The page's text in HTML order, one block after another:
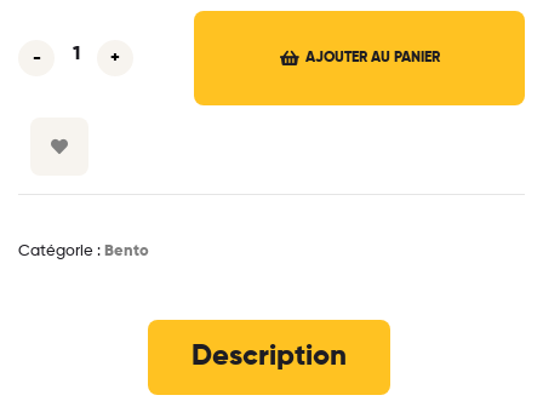
- + AJOUTER AU PANIER
Catégorie : Bento
Description